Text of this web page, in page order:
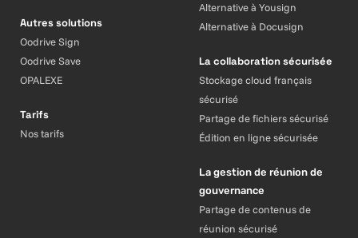
Autres solutions
Oodrive Sign
Oodrive Save
OPALEXE
Tarifs
Nos tarifs
Alternative à Yousign
Alternative à Docusign
La collaboration sécurisée
Stockage cloud français
sécurisé
Partage de fichiers sécurisé
Édition en ligne sécurisée
La gestion de réunion de
gouvernance
Partage de contenus de
réunion sécurisé